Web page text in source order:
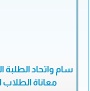
سام واتحاد الطلبة
معاناة الطلاب